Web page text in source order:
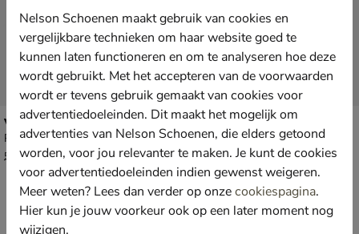
Verbenas Ernest
Pantoffels - blauw
van € 59,99 voor € 41,99
59 99 41,99
Verbenas Ernest
Pantoffels - groen
van € 59,99 voor € 41,99
59,99 41, 99
Nelson Schoenen maakt gebruik van cookies en
vergelijkbare technieken om haar website goed te
kunnen laten functioneren en om te analyseren hoe deze
wordt gebruikt. Met het accepteren van de voorwaarden
wordt er tevens gebruik gemaakt van cookies voor
advertentiedoeleinden. Dit maakt het mogelijk om
advertenties van Nelson Schoenen, die elders getoond
worden, voor jou relevanter te maken. Je kunt de cookies
voor advertentiedoeleinden indien gewenst weigeren.
Meer weten? Lees dan verder op onzecookiespagina.
Hier kun je jouw voorkeur ook op een later moment nog
wijzigen.